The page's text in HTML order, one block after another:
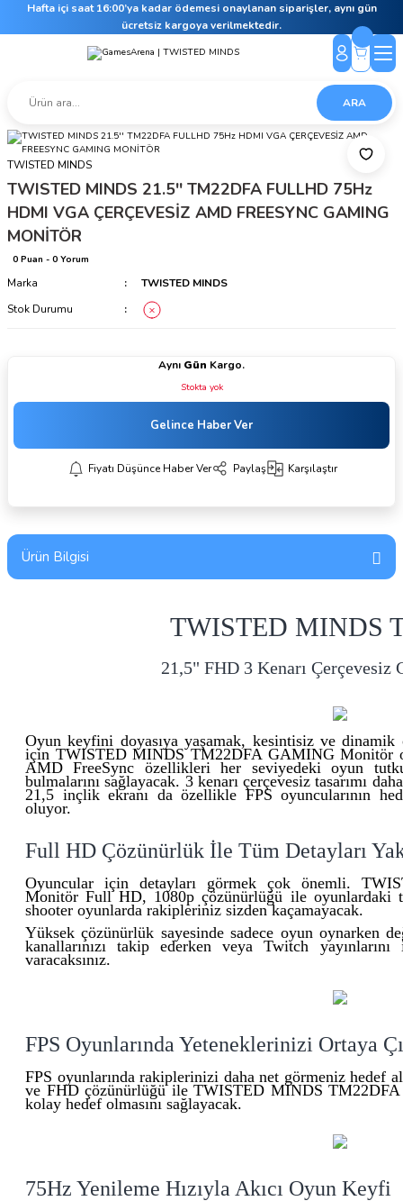
Hafta içi saat 16:00’ya kadar ödemesi onaylanan siparişler, aynı gün
ücretsiz kargoya verilmektedir.
ARA
TWISTED MINDS
TWISTED MINDS 21.5'' TM22DFA FULLHD 75Hz
HDMI VGA ÇERÇEVESİZ AMD FREESYNC GAMING
MONİTÖR
0 Puan - 0 Yorum
Marka
TWISTED MINDS
Stok Durumu
Aynı Gün Kargo.
Stokta yok
Gelince Haber Ver
Fiyatı Düşünce Haber Ver Paylaş Karşılaştır
Ürün Bilgisi
TWISTED MINDS
21,5" FHD 3 Kenarı Çerçevesiz
Oyun keyfini doyasıya yaşamak, kesintisiz ve
için TWISTED MINDS TM22DFA GAMING Monitör
AMD FreeSync özellikleri her seviyedeki oyun
bulmalarını sağlayacak. 3 kenarı çerçevesiz tasarımı
21,5 inçlik ekranı da özellikle FPS oyuncularının
oluyor.
Full HD Çözünürlük İle Tüm Detayları
Oyuncular için detayları görmek çok önemli.
Monitör Full HD, 1080p çözünürlüğü ile oyunlardaki
shooter oyunlarda rakipleriniz sizden kaçamayacak.
Yüksek çözünürlük sayesinde sadece oyun oynarken
kanallarınızı takip ederken veya Twitch
varacaksınız.
FPS Oyunlarında Yeteneklerinizi Ortaya
FPS oyunlarında rakiplerinizi daha net görmeniz hedef
ve FHD çözünürlüğü ile TWISTED MINDS
kolay hedef olmasını sağlayacak.
75Hz Yenileme Hızıyla Akıcı Oyun Keyfi